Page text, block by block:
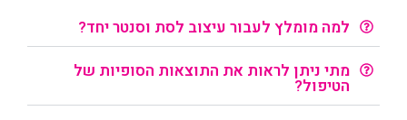
למה מומלץ לעבור עיצוב לסת וסנטר יחד?
מתי ניתן לראות את התוצאות הסופיות של
הטיפול?